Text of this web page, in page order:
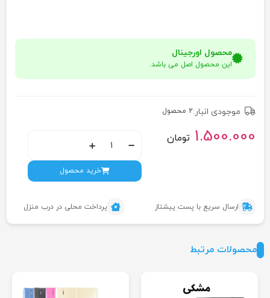
محصول اورجینال
این محصول اصل می باشد.
موجودی انبار:2 محصول
تومان1.500.000
خرید محصول
ارسال سریع با پست پیشتاز پرداخت محلی در درب منزل
محصولات مرتبط